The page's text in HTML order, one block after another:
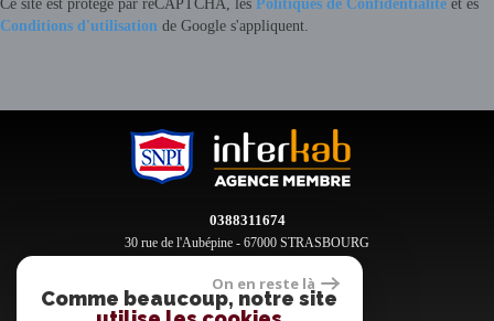
Ce site est protégé par reCAPTCHA, les Politiques de Confidentialité et es
Conditions d'utilisation de Google s'appliquent.
0388311674
30 rue de l'Aubépine - 67000 STRASBOURG
On en reste là
Comme beaucoup, notre site